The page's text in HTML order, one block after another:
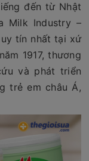
đến từ Nhật
Milk Industry –
tín nhất tại xứ
1917, thương
và phát triển
trẻ em châu Á,